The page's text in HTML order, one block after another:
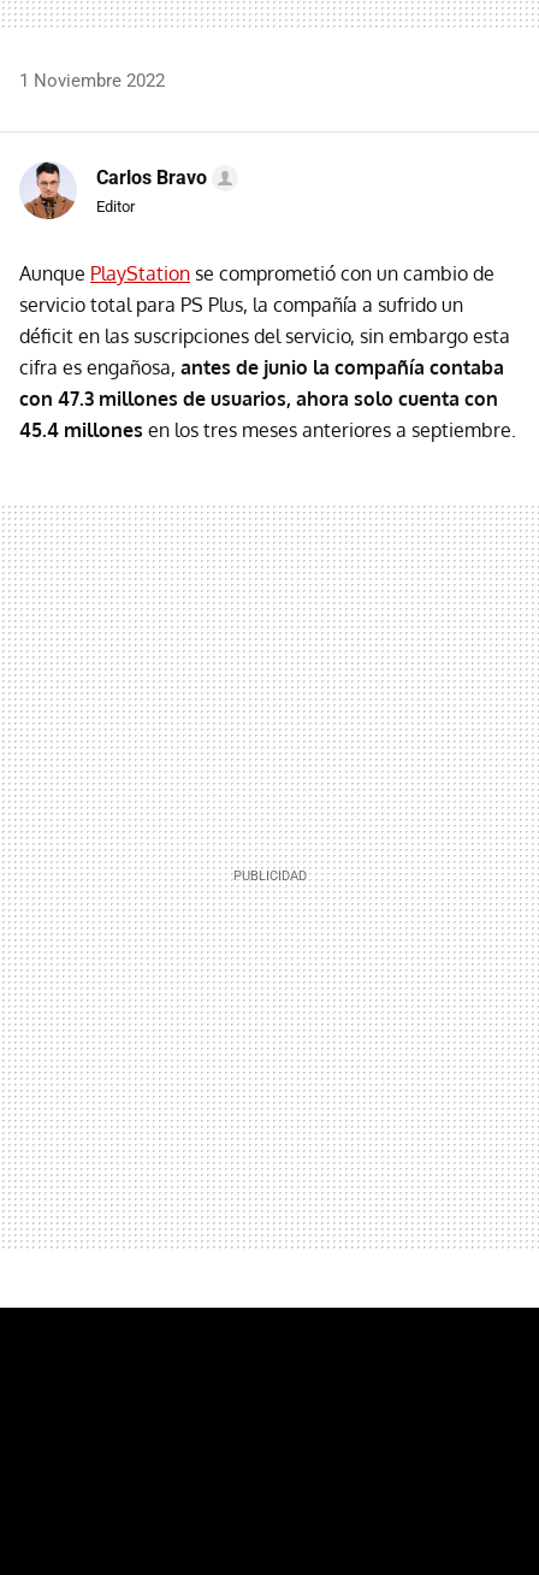
1 Noviembre 2022
Carlos Bravo
Editor
Aunque PlayStation se comprometió con un cambio de
servicio total para PS Plus, la compañía a sufrido un
déficit en las suscripciones del servicio, sin embargo esta
cifra es engañosa, antes de junio la compañía contaba
con 47.3 millones de usuarios, ahora solo cuenta con
45.4 millones en los tres meses anteriores a septiembre.